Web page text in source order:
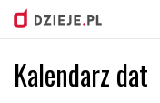
Kalendarz dat